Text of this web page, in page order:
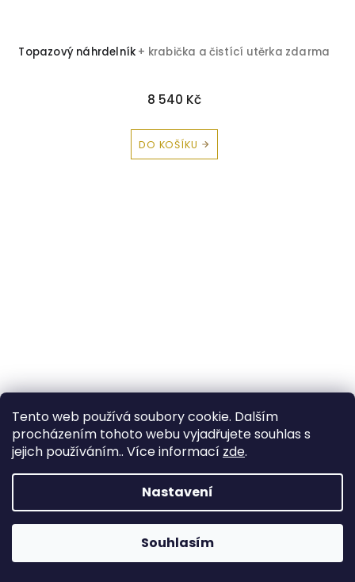
Tento web používá soubory cookie. Dalším
procházením tohoto webu vyjadřujete souhlas s
jejich používáním.. Více informací zde.
Nastavení
Souhlasím
Topazový náhrdelník + krabička a čistící utěrka zdarma
8 540 Kč
DO KOŠÍKU
Topazový náhrdelník+ krabička a čistící utěrka zdarma
12 820 Kč
DO KOŠÍKU